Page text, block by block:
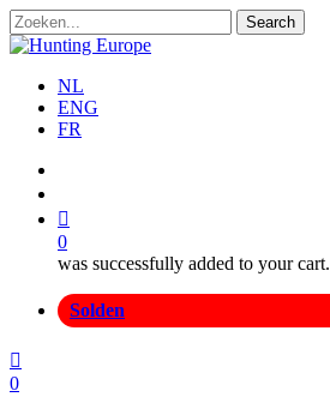
Skip
to
content
Search
Close
NL
ENG
FR
0
was successfully added to your cart.
Solden
search
account
0